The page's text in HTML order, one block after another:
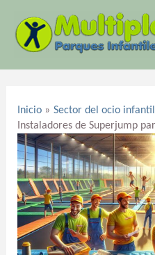
contenido
Inicio
Sector del ocio infantil
Instaladores de Superjump
entradas